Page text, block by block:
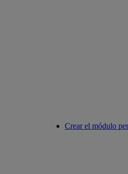
Crear el módulo